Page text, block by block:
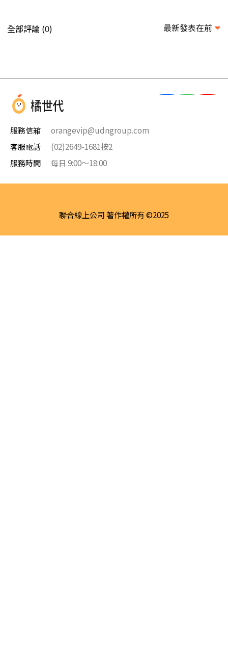
全部評論 (0) 最新發表在前
服務信箱
orangevip@udngroup.com
客服電話
(02)2649-1681按2
服務時間
每日 9:00～18:00
聯合線上公司 著作權所有 ©2025